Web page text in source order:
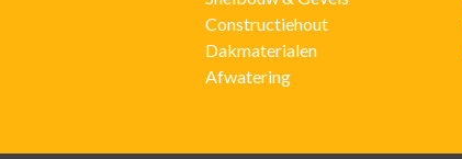
Constructiehout
Dakmaterialen
Afwatering